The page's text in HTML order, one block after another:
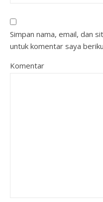
Simpan nama, email, dan
untuk komentar saya
Komentar